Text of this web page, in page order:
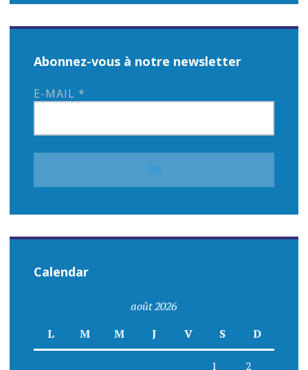
Abonnez-vous à notre newsletter
E-MAIL *
Calendar
août 2026
L
M M J V S D
1 2